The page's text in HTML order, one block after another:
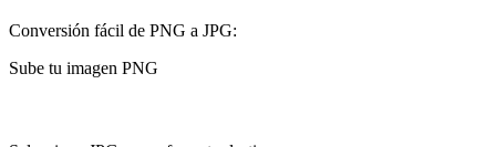
Conversión fácil de PNG a JPG:
Sube tu imagen PNG